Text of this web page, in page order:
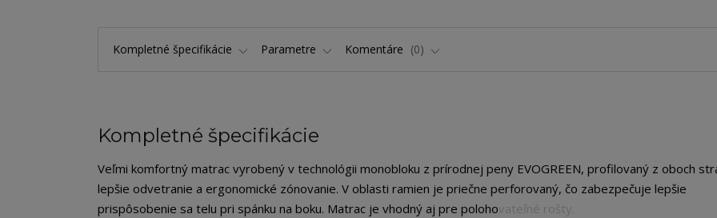
Kompletné špecifikácie Parametre Komentáre 0
Kompletné špecifikácie
Veľmi komfortný matrac vyrobený v technológii monobloku z prírodnej peny EVOGREEN, profilovaný z oboch
lepšie odvetranie a ergonomické zónovanie. V oblasti ramien je priečne perforovaný, čo zabezpečuje lepšie
prispôsobenie sa telu pri spánku na boku. Matrac je vhodný aj pre polohovateľné rošty.